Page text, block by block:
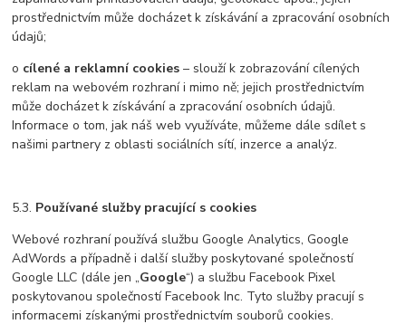
prostřednictvím může docházet k získávání a zpracování osobních
údajů;
o cílené a reklamní cookies– slouží k zobrazování cílených
reklam na webovém rozhraní i mimo ně; jejich prostřednictvím
může docházet k získávání a zpracování osobních údajů.
Informace o tom, jak náš web využíváte, můžeme dále sdílet s
našimi partnery z oblasti sociálních sítí, inzerce a analýz.
5.3. Používané služby pracující s cookies
Webové rozhraní používá službu Google Analytics, Google
AdWords a případně i další služby poskytované společností
Google LLC (dále jen „Google“) a službu Facebook Pixel
poskytovanou společností Facebook Inc. Tyto služby pracují s
informacemi získanými prostřednictvím souborů cookies.